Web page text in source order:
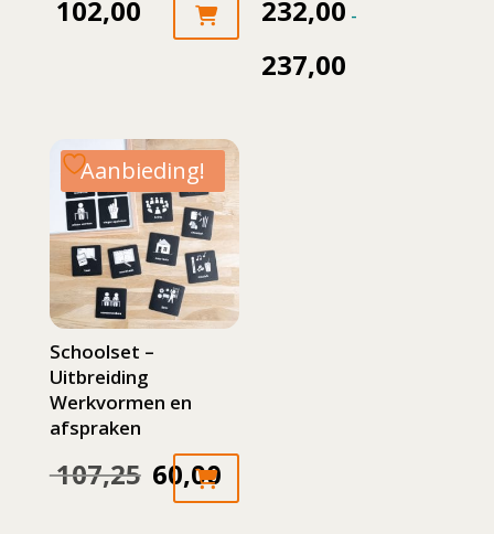
102,00 232,00 -
237,00
Aanbieding!
Schoolset –
Uitbreiding
Werkvormen en
afspraken
107,25 Oorspronkelijke
60,00Huidige